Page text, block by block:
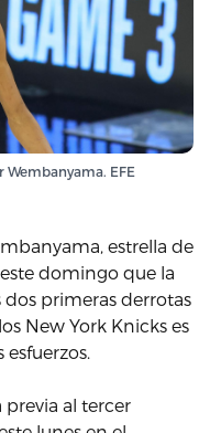
EFE
estrella de
domingo que la
primeras derrotas
New York Knicks es
previa al tercer